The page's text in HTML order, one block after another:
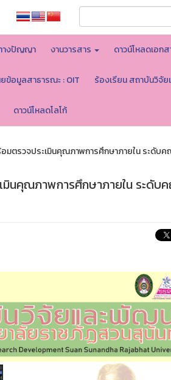
างปัญญา งานวารสาร ดาวน์โหลดเอกส
ยข้อมูลสาธารณะ : OIT ร้องเรียน สถาบันวิจั
ดาวน์โหลดโลโก้
ตรวจประเมินคุณภาพการศึกษาภายใน ระดับค
นคุณภาพการศึกษาภายใน ระดับ